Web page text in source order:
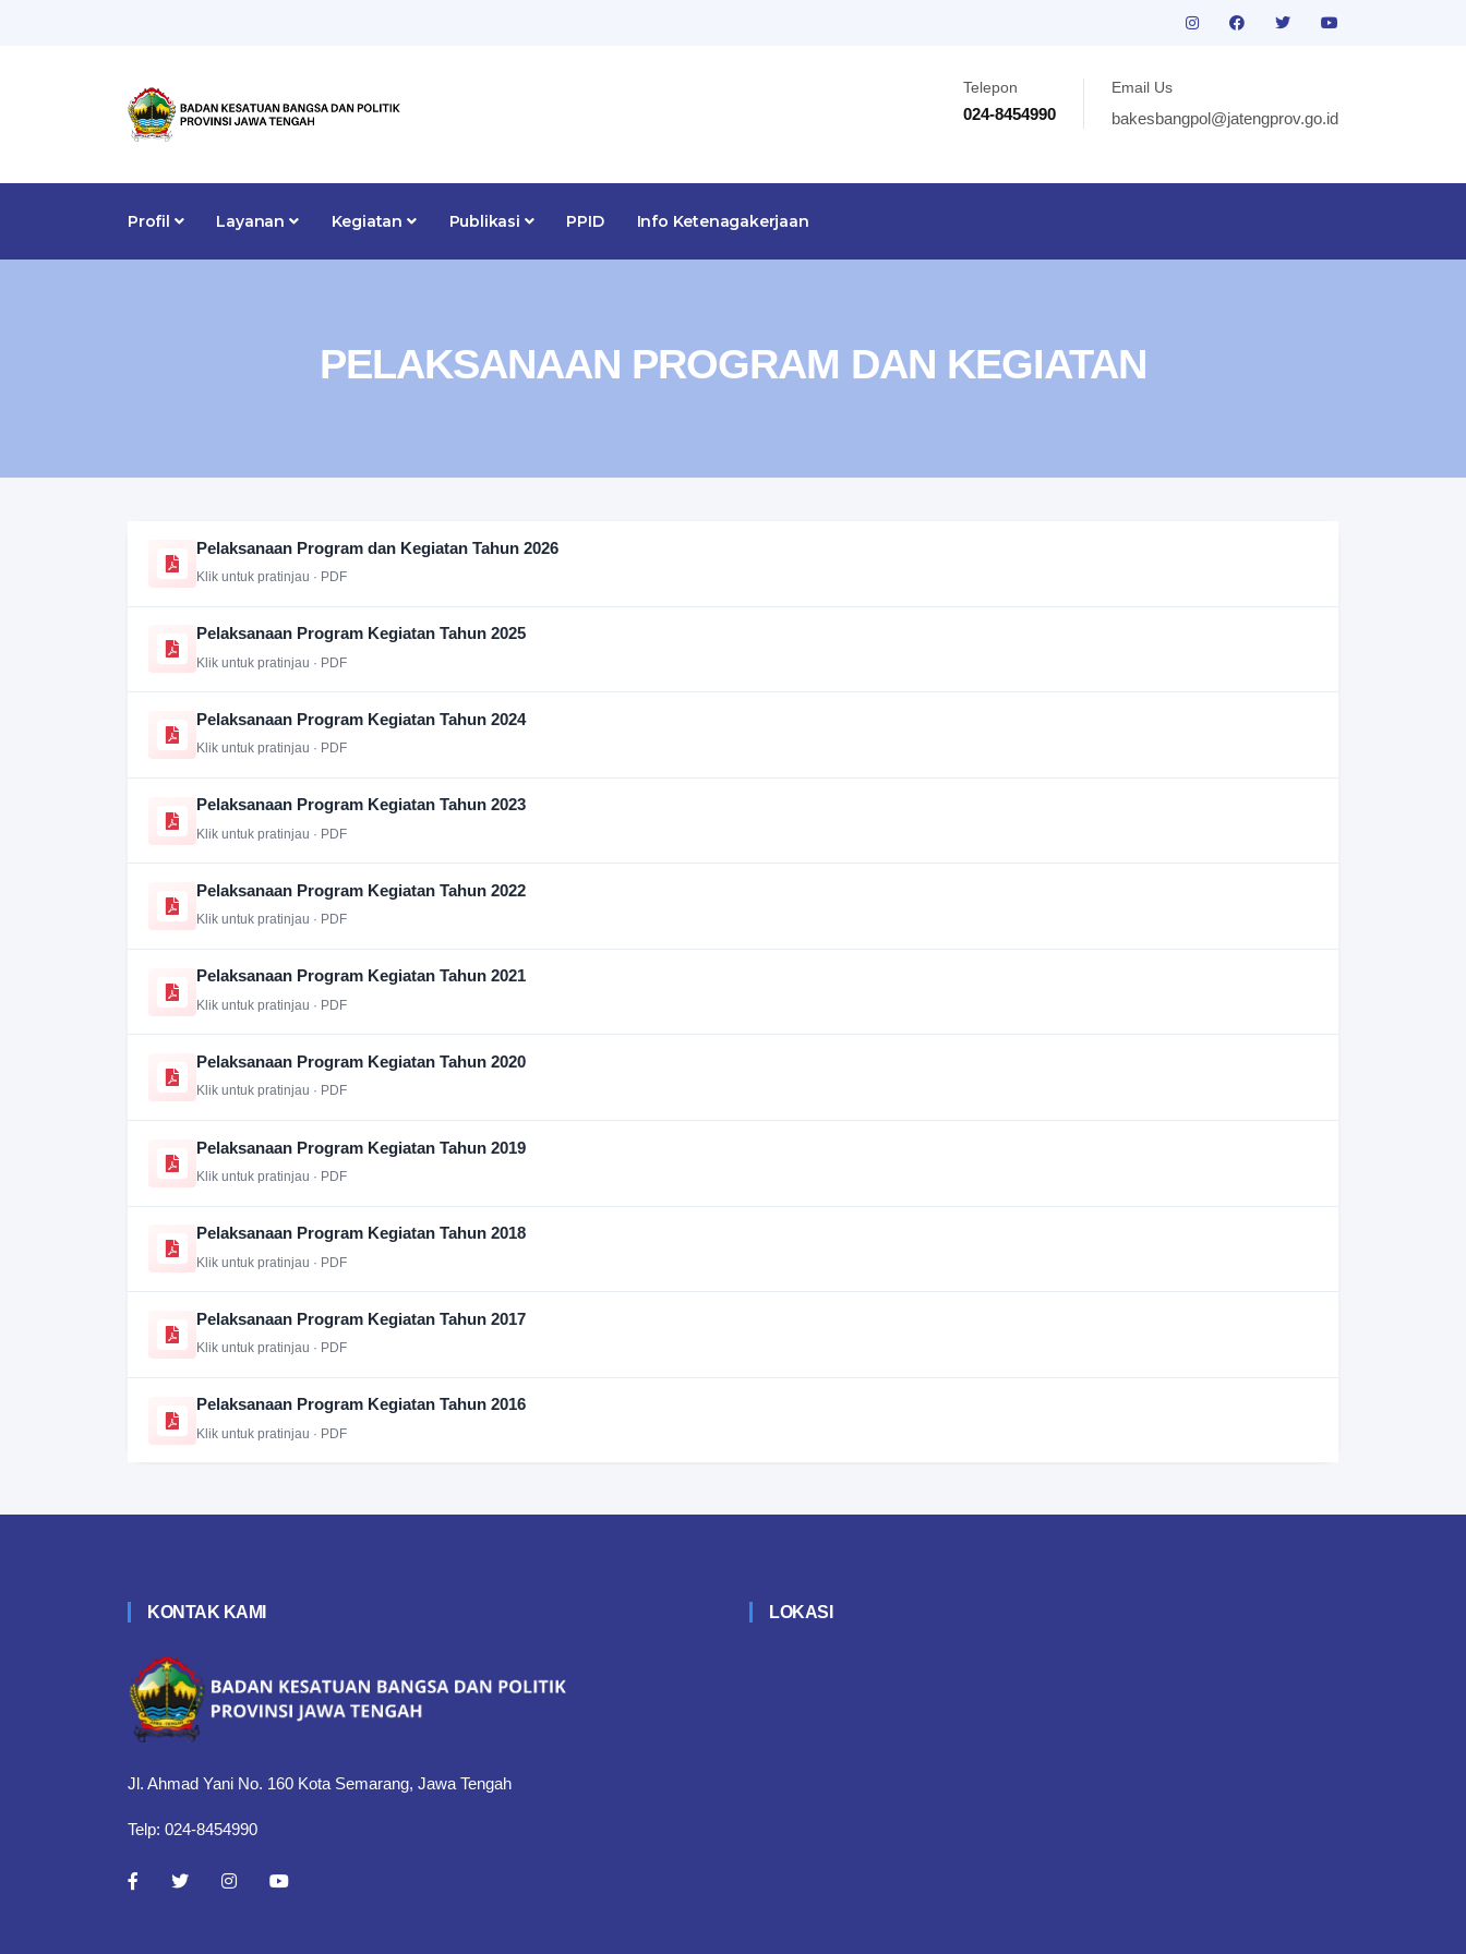
Telepon
024-8454990
Email Us
bakesbangpol@jatengprov.go.id
Profil Layanan Kegiatan Publikasi PPID Info Ketenagakerjaan
PELAKSANAAN PROGRAM DAN KEGIATAN
Pelaksanaan Program dan Kegiatan Tahun 2026
Klik untuk pratinjau · PDF
Pelaksanaan Program Kegiatan Tahun 2025
Klik untuk pratinjau · PDF
Pelaksanaan Program Kegiatan Tahun 2024
Klik untuk pratinjau · PDF
Pelaksanaan Program Kegiatan Tahun 2023
Klik untuk pratinjau · PDF
Pelaksanaan Program Kegiatan Tahun 2022
Klik untuk pratinjau · PDF
Pelaksanaan Program Kegiatan Tahun 2021
Klik untuk pratinjau · PDF
Pelaksanaan Program Kegiatan Tahun 2020
Klik untuk pratinjau · PDF
Pelaksanaan Program Kegiatan Tahun 2019
Klik untuk pratinjau · PDF
Pelaksanaan Program Kegiatan Tahun 2018
Klik untuk pratinjau · PDF
Pelaksanaan Program Kegiatan Tahun 2017
Klik untuk pratinjau · PDF
Pelaksanaan Program Kegiatan Tahun 2016
Klik untuk pratinjau · PDF
KONTAK KAMI
Jl. Ahmad Yani No. 160 Kota Semarang, Jawa Tengah
Telp: 024-8454990
LOKASI